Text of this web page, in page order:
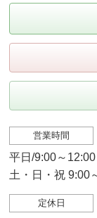
営業時間
平日/9:00～
土・日・祝 9:00
定休日